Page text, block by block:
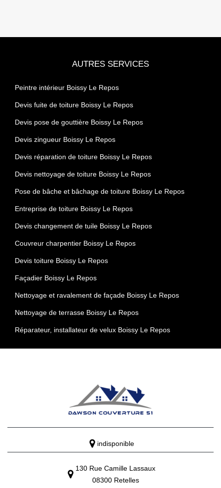
AUTRES SERVICES
Peintre intérieur Boissy Le Repos
Devis fuite de toiture Boissy Le Repos
Devis pose de gouttière Boissy Le Repos
Devis zingueur Boissy Le Repos
Devis réparation de toiture Boissy Le Repos
Devis nettoyage de toiture Boissy Le Repos
Pose de bâche et bâchage de toiture Boissy Le Repos
Entreprise de toiture Boissy Le Repos
Devis changement de tuile Boissy Le Repos
Couvreur charpentier Boissy Le Repos
Devis toiture Boissy Le Repos
Façadier Boissy Le Repos
Nettoyage et ravalement de façade Boissy Le Repos
Nettoyage de terrasse Boissy Le Repos
Réparateur, installateur de velux Boissy Le Repos
indisponible
130 Rue Camille Lassaux
08300 Retelles